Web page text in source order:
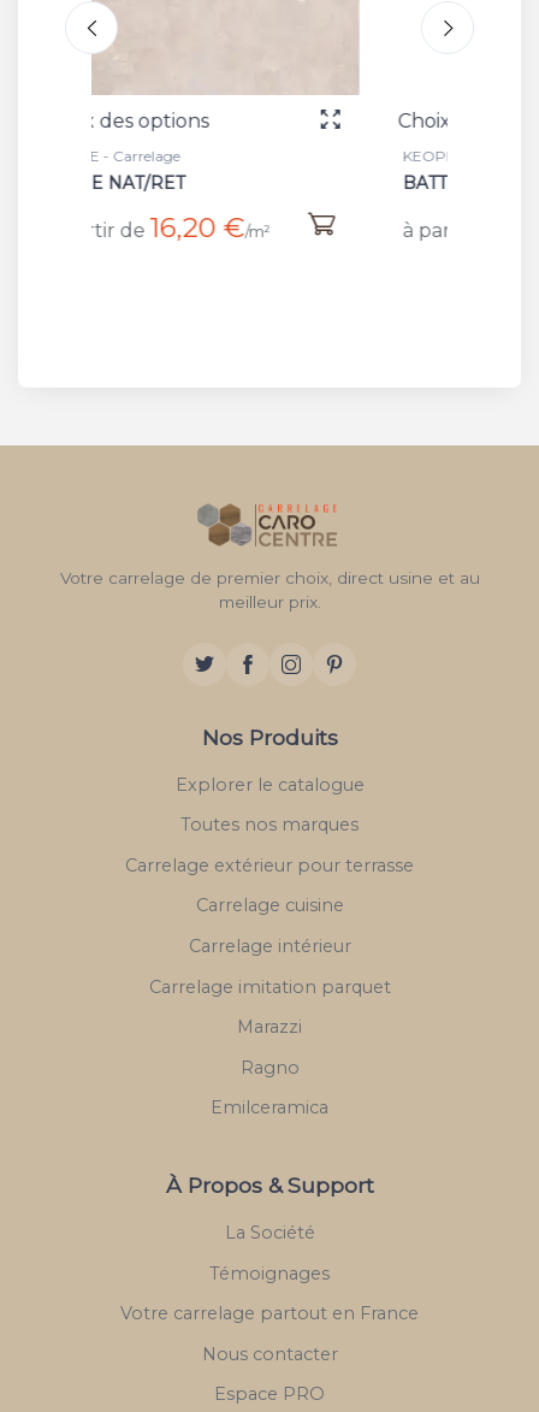
Choix des options
KEOPE - Plinthe
BATT BEIGE
à partir de 5,15 € /pièce
Votre carrelage de premier choix, direct usine et au
meilleur prix.
Nos Produits
Explorer le catalogue
Toutes nos marques
Carrelage extérieur pour terrasse
Carrelage cuisine
Carrelage intérieur
Carrelage imitation parquet
Marazzi
Ragno
Emilceramica
À Propos & Support
La Société
Témoignages
Votre carrelage partout en France
Nous contacter
Espace PRO